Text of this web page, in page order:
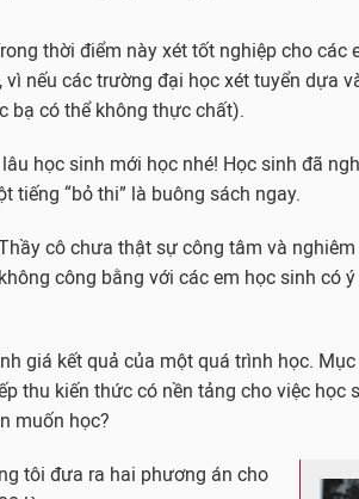
thời điểm này xét tốt nghiệp cho
nếu các trường đại học xét tuyển dựa
bạ có thể không thực chất).
lâu học sinh mới học nhé! Học sinh đã
tiếng “bỏ thi” là buông sách ngay.
cô chưa thật sự công tâm và
công bằng với các em học sinh có
giá kết quả của một quá trình học.
thu kiến thức có nền tảng cho việc học
muốn học?
tôi đưa ra hai phương án cho